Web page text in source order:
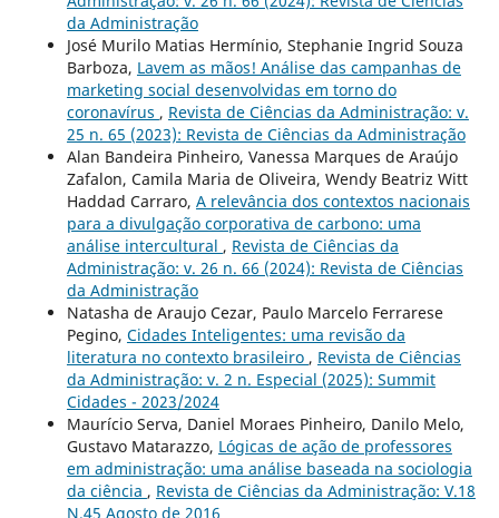
da Administração
José Murilo Matias Hermínio, Stephanie Ingrid Souza
Barboza, Lavem as mãos! Análise das campanhas de
marketing social desenvolvidas em torno do
coronavírus , Revista de Ciências da Administração: v.
25 n. 65 (2023): Revista de Ciências da Administração
Alan Bandeira Pinheiro, Vanessa Marques de Araújo
Zafalon, Camila Maria de Oliveira, Wendy Beatriz Witt
Haddad Carraro, A relevância dos contextos nacionais
para a divulgação corporativa de carbono: uma
análise intercultural , Revista de Ciências da
Administração: v. 26 n. 66 (2024): Revista de Ciências
da Administração
Natasha de Araujo Cezar, Paulo Marcelo Ferrarese
Pegino, Cidades Inteligentes: uma revisão da
literatura no contexto brasileiro , Revista de Ciências
da Administração: v. 2 n. Especial (2025): Summit
Cidades - 2023/2024
Maurício Serva, Daniel Moraes Pinheiro, Danilo Melo,
Gustavo Matarazzo, Lógicas de ação de professores
em administração: uma análise baseada na sociologia
da ciência , Revista de Ciências da Administração: V.18
N.45 Agosto de 2016